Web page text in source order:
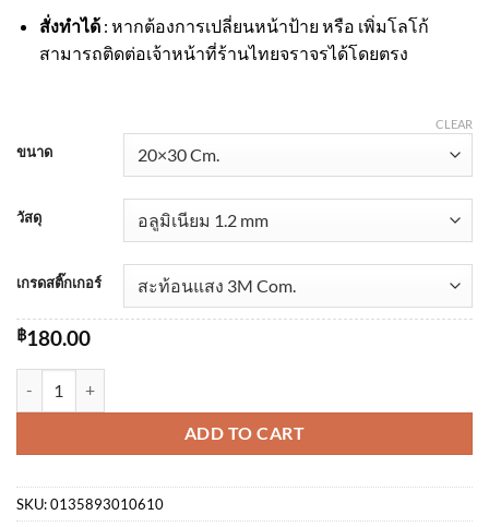
สั่งทำได้: หากต้องการเปลี่ยนหน้าป้าย หรือ เพิ่มโลโก้
สามารถติดต่อเจ้าหน้าที่ร้านไทยจราจรได้โดยตรง
ขนาด
วัสดุ
เกรดสติ๊กเกอร์
CLEAR
฿180.00
ADD TO CART
SKU:0135893010610